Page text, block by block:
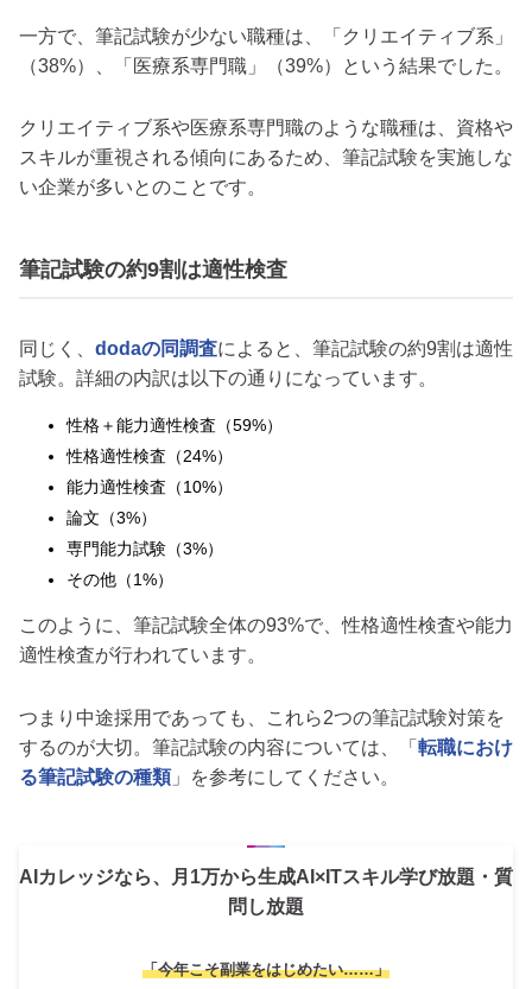
一方で、筆記試験が少ない職種は、「クリエイティブ系」
（38%）、「医療系専門職」（39%）という結果でした。
クリエイティブ系や医療系専門職のような職種は、資格や
スキルが重視される傾向にあるため、筆記試験を実施しな
い企業が多いとのことです。
筆記試験の約9割は適性検査
同じく、 dodaの同調査によると、筆記試験の約9割は適性
試験。詳細の内訳は以下の通りになっています。
性格＋能力適性検査（59%）
性格適性検査（24%）
能力適性検査（10%）
論文（3%）
専門能力試験（3%）
その他（1%）
このように、筆記試験全体の93%で、性格適性検査や能力
適性検査が行われています。
つまり中途採用であっても、これら2つの筆記試験対策を
するのが大切。筆記試験の内容については、「 転職におけ
る筆記試験の種類」を参考にしてください。
AIカレッジなら、月1万から生成AI×ITスキル学び放題・質
問し放題
「今年こそ副業をはじめたい……」